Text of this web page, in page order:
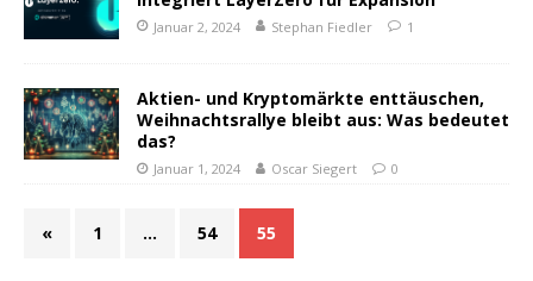
Januar 2, 2024 Stephan Fiedler 1
Aktien- und Kryptomärkte enttäuschen,
Weihnachtsrallye bleibt aus: Was bedeutet
das?
Januar 1, 2024 Oscar Siegert 0
« 1 … 54 55